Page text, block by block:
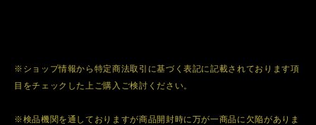
※ショップ情報から特定商法取引に基づく表記に記載されております項
目をチェックした上ご購入ご検討ください。
※検品機関を通しておりますが商品開封時に万が一商品に欠陥がありま